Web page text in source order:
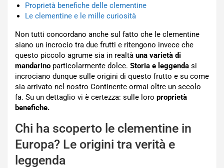
Proprietà benefiche delle clementine
Le clementine e le mille curiosità
Non tutti concordano anche sul fatto che le clementine
siano un incrocio tra due frutti e ritengono invece che
questo piccolo agrume sia in realtà una varietà di
mandarino particolarmente dolce. Storia e leggenda si
incrociano dunque sulle origini di questo frutto e su come
sia arrivato nel nostro Continente ormai oltre un secolo
fa. Su un dettaglio vi è certezza: sulle loro proprietà
benefiche.
Chi ha scoperto le clementine in
Europa? Le origini tra verità e
leggenda